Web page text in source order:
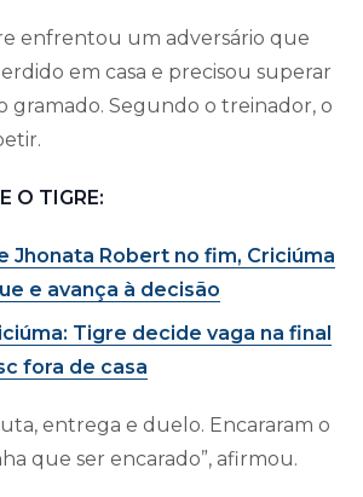
enfrentou um adversário que
em casa e precisou superar
gramado. Segundo o treinador, o
O TIGRE:
Jhonata Robert no fim, Criciúma
e avança à decisão
Tigre decide vaga na final
fora de casa
entrega e duelo. Encararam o
que ser encarado”, afirmou.